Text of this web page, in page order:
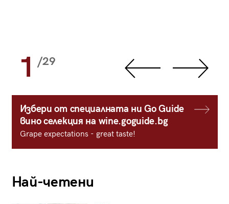
1 /29
Избери от специалната ни Go Guide
вино селекция на wine.goguide.bg
Grape expectations - great taste!
Най-четени